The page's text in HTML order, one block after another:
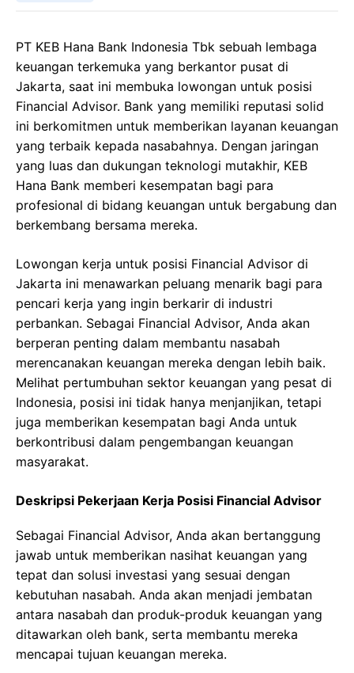
PT KEB Hana Bank Indonesia Tbk sebuah lembaga
keuangan terkemuka yang berkantor pusat di
Jakarta, saat ini membuka lowongan untuk posisi
Financial Advisor. Bank yang memiliki reputasi solid
ini berkomitmen untuk memberikan layanan keuangan
yang terbaik kepada nasabahnya. Dengan jaringan
yang luas dan dukungan teknologi mutakhir, KEB
Hana Bank memberi kesempatan bagi para
profesional di bidang keuangan untuk bergabung dan
berkembang bersama mereka.
Lowongan kerja untuk posisi Financial Advisor di
Jakarta ini menawarkan peluang menarik bagi para
pencari kerja yang ingin berkarir di industri
perbankan. Sebagai Financial Advisor, Anda akan
berperan penting dalam membantu nasabah
merencanakan keuangan mereka dengan lebih baik.
Melihat pertumbuhan sektor keuangan yang pesat di
Indonesia, posisi ini tidak hanya menjanjikan, tetapi
juga memberikan kesempatan bagi Anda untuk
berkontribusi dalam pengembangan keuangan
masyarakat.
Deskripsi Pekerjaan Kerja Posisi Financial Advisor
Sebagai Financial Advisor, Anda akan bertanggung
jawab untuk memberikan nasihat keuangan yang
tepat dan solusi investasi yang sesuai dengan
kebutuhan nasabah. Anda akan menjadi jembatan
antara nasabah dan produk-produk keuangan yang
ditawarkan oleh bank, serta membantu mereka
mencapai tujuan keuangan mereka.